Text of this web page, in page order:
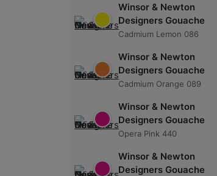
Winsor & Newton
Designers Gouache
Cadmium Lemon 086
Winsor & Newton
Designers Gouache
Cadmium Orange 089
Winsor & Newton
Designers Gouache
Opera Pink 440
Winsor & Newton
Designers Gouache